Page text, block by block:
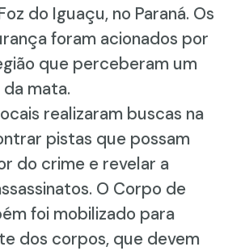
do Iguaçu, no Paraná. Os
foram acionados por
que perceberam um
mata.
realizaram buscas na
pistas que possam
do crime e revelar a
O Corpo de
foi mobilizado para
dos corpos, que devem